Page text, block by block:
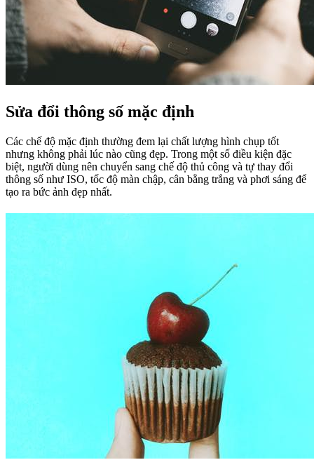
Sửa đổi thông số mặc định
Các chế độ mặc định thường đem lại chất lượng hình chụp tốt
nhưng không phải lúc nào cũng đẹp. Trong một số điều kiện đặc
biệt, người dùng nên chuyển sang chế độ thủ công và tự thay đổi
thông số như ISO, tốc độ màn chập, cân bằng trắng và phơi sáng để
tạo ra bức ảnh đẹp nhất.